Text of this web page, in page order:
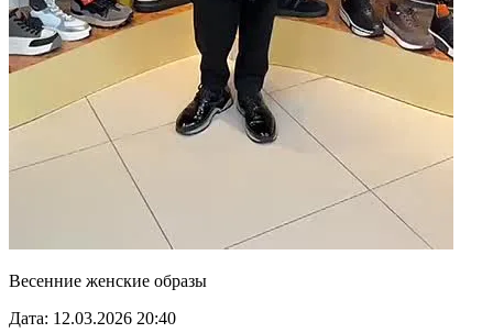
Весенние женские образы
Дата: 12.03.2026 20:40